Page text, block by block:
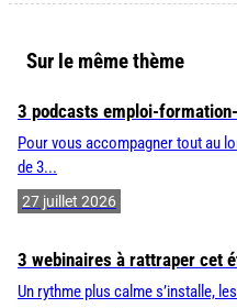
Sur le même thème
3 podcasts emploi-
Pour vous accompagner tout au
de 3...
27 juillet 2026
3 webinaires à rattraper cet
Un rythme plus calme s’installe,